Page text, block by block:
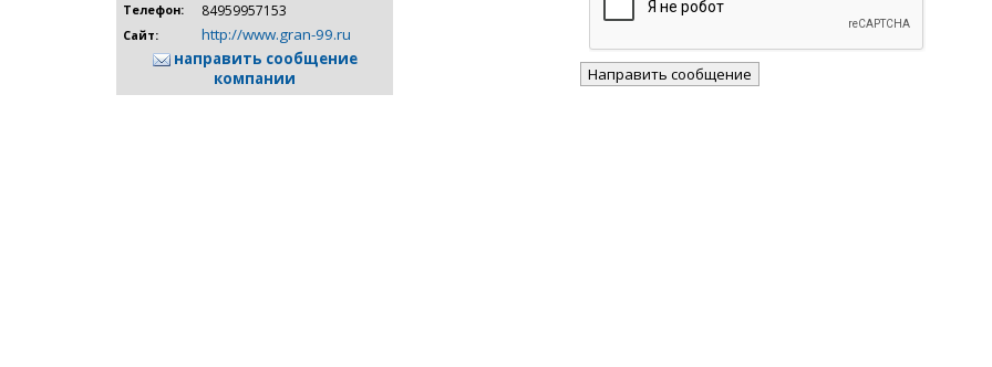
Телефон: 84959957153
Сайт:
http://www.gran-99.ru
направить сообщение
компании